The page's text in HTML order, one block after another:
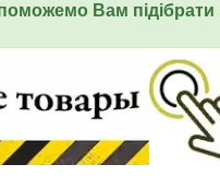
Вам підібрати